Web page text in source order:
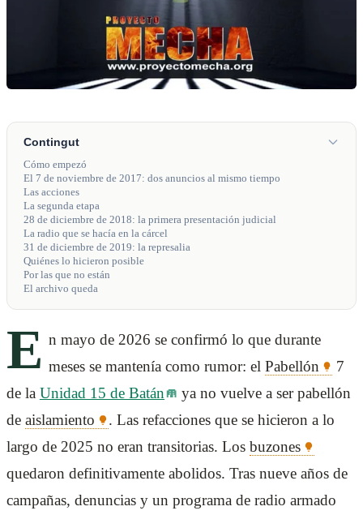
Contingut
Cómo empezó
El 7 de noviembre de 2017: dos anuncios al mismo tiempo
Las acciones
La segunda etapa
28 de diciembre de 2018: la primera presentación judicial
La radio que se hacía en la cárcel
31 de diciembre de 2019: la represalia
Quiénes lo hicieron posible
Por las que no están
El archivo queda
E n mayo de 2026 se confirmó lo que durante
meses se mantenía como rumor: el Pabellón
7
de la Unidad 15 de Batán
ya no vuelve a ser pabellón
de aislamiento
. Las refacciones que se hicieron a lo
largo de 2025 no eran transitorias. Los buzones
quedaron definitivamente abolidos. Tras nueve años de
campañas, denuncias y un programa de radio armado